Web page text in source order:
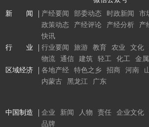
新 闻
产经要闻 部委动态 时政新闻 市
政策动态
产经评论 产经分析 产
快讯
行 业
行业要闻 旅游 教育 农业 文化
物流
通信 建筑 轻工 化工 金属
区域经济
各地产经 特色之乡 招商 河南
内蒙古
黑龙江 广东
中国制造 企业 新闻 人物 责任 企业文化
品牌